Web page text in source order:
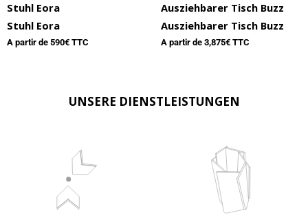
Stuhl Eora
Stuhl Eora
A partir de 590€ TTC
Ausziehbarer Tisch Buzz
Ausziehbarer Tisch Buzz
A partir de 3,875€ TTC
UNSERE DIENSTLEISTUNGEN